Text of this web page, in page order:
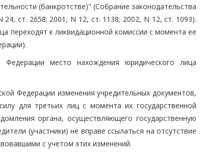
(банкротстве)" (Собрание законодательства
ст. 2658; 2001, N 12, ст. 1138; 2002, N 12, ст. 1093).
переходят к ликвидационной комиссии с момента ее
место нахождения юридического лица
Федерации изменения учредительных документов,
для третьих лиц с момента их государственной
органа, осуществляющего государственную
(участники) не вправе ссылаться на отсутствие
с учетом этих изменений.